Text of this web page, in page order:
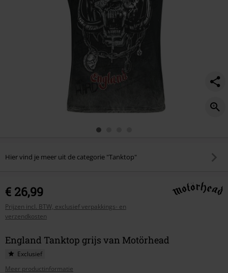
Hier vind je meer uit de categorie "Tanktop"
€ 26,99
Prijzen incl. BTW, exclusief verpakkings- en
verzendkosten
England Tanktop grijs van Motörhead
Exclusief
Meer productinformatie